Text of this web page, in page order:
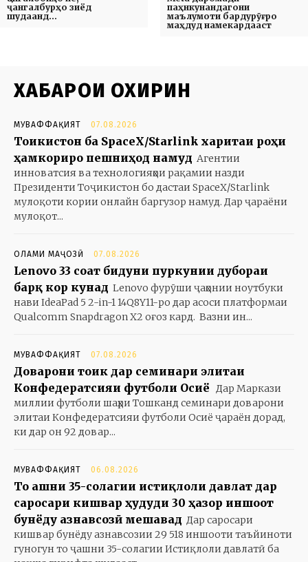
ҷангалбурҳо зиёд
шудаанд…
паҳнкунандагони
маълумоти бардурӯғро
маҳдуд намекардааст
ХАБАРҲОИ ОХИРИН
МУВАФФАҚИЯТ 07.08.2026
Тоҷикистон ба SpaceX/Starlink харитаи роҳи
ҳамкориро пешниҳод намуд Агентии
инноватсия ва технологияҳои рақамии назди
Президенти Тоҷикистон бо дастаи SpaceX/Starlink
мулоқоти кории онлайн баргузор намуд. Дар ҷараёни
мулоқот...
ОЛАМИ МАҶОЗӢ 07.08.2026
Lenovo 33 соат бидуни пуркунии дубораи
барқ кор кунад Lenovo фурӯши ҷаҳонии ноутбуки
нави IdeaPad 5 2-in-1 14Q8Y11-ро дар асоси платформаи
Qualcomm Snapdragon X2 оғоз кард. Вазни ин...
МУВАФФАҚИЯТ 07.08.2026
Доварони тоҷик дар семинари элитаи
Конфедератсияи футболи Осиё
Дар Маркази
миллии футболи шаҳри Тошканд семинари доварони
элитаи Конфедератсияи футболи Осиё ҷараён дорад,
ки дар он 92 довар...
МУВАФФАҚИЯТ 06.08.2026
То ҷашни 35-солагии истиқлоли давлат дар
саросари кишвар ҳудуди 30 ҳазор иншоот
бунёду азнавсозӣ мешавад Дар саросари
кишвар бунёду азнавсозии 29 518 иншооти таъйиноти
гуногун то ҷашни 35-солагии Истиқлоли давлатӣ ба